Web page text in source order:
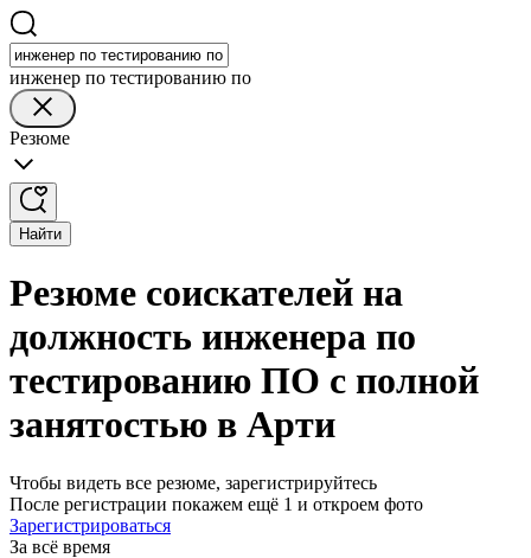
инженер по тестированию по
Резюме
Найти
Резюме соискателей на
должность инженера по
тестированию ПО с полной
занятостью в Арти
Чтобы видеть все резюме, зарегистрируйтесь
После регистрации покажем ещё 1 и откроем фото
Зарегистрироваться
За всё время